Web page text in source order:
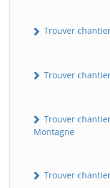
Trouver
Trouver
Trouver
Montagne
Trouver